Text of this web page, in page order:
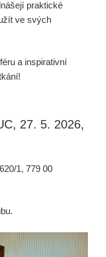
praktické
ve svých
a inspirativní
27. 5. 2026,
1, 779 00